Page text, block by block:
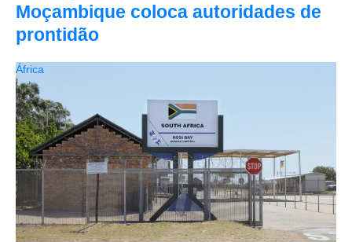
Moçambique coloca autoridades de
prontidão
África